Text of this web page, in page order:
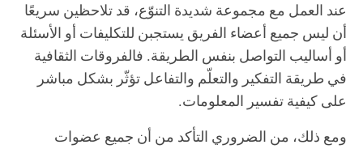
عند العمل مع مجموعة شديدة التنوّع، قد تلاحظين سريعًا
أن ليس جميع أعضاء الفريق يستجبن للتكليفات أو الأسئلة
أو أساليب التواصل بنفس الطريقة. فالفروقات الثقافية
في طريقة التفكير والتعلّم والتفاعل تؤثّر بشكل مباشر
على كيفية تفسير المعلومات.
ومع ذلك، من الضروري التأكد من أن جميع عضوات